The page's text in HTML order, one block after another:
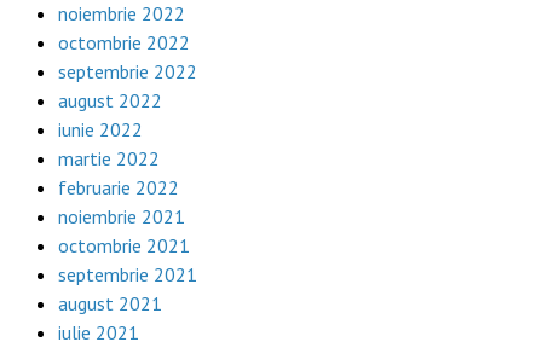
noiembrie 2022
octombrie 2022
septembrie 2022
august 2022
iunie 2022
martie 2022
februarie 2022
noiembrie 2021
octombrie 2021
septembrie 2021
august 2021
iulie 2021